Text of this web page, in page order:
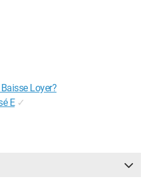
Loyer?
E ✓